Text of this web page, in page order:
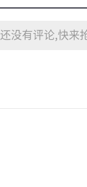
还没有评论,快来